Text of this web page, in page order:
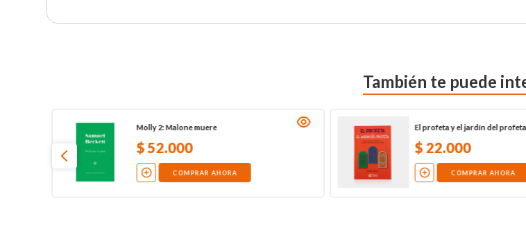
También te puede
Molly 2: Malone muere
$52.000
COMPRAR AHORA
El profeta y el jardín del profeta
$22.000
COMPRAR AHORA